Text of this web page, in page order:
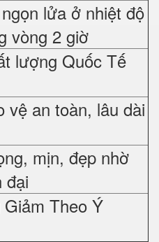
lửa ở nhiệt độ
vòng 2 giờ
lượng Quốc Tế
an toàn, lâu dài
mịn, đẹp nhờ
đại
Theo Ý